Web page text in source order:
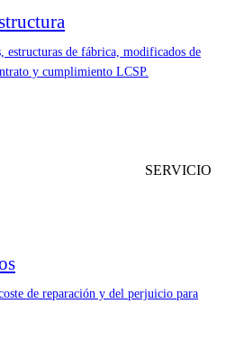
estructuras de fábrica, modificados de
y cumplimiento LCSP.
SERVICIO
de reparación y del perjuicio para